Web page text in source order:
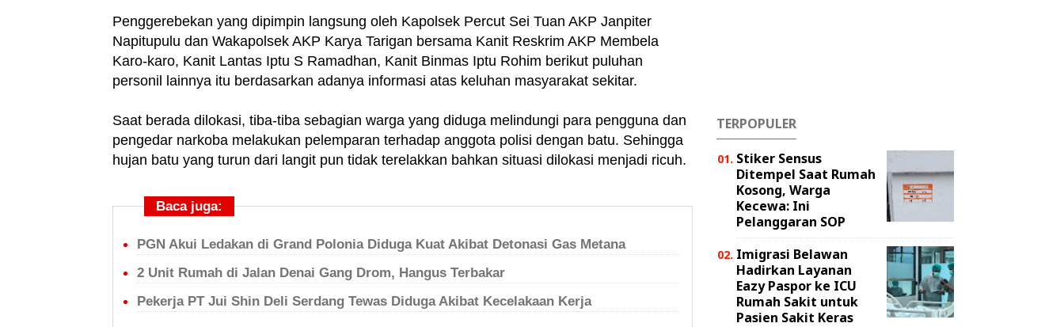
Penggerebekan yang dipimpin langsung oleh Kapolsek Percut Sei Tuan AKP Janpiter
Napitupulu dan Wakapolsek AKP Karya Tarigan bersama Kanit Reskrim AKP Membela
Karo-karo, Kanit Lantas Iptu S Ramadhan, Kanit Binmas Iptu Rohim berikut puluhan
personil lainnya itu berdasarkan adanya informasi atas keluhan masyarakat sekitar.
Saat berada dilokasi, tiba-tiba sebagian warga yang diduga melindungi para pengguna dan
pengedar narkoba melakukan pelemparan terhadap anggota polisi dengan batu. Sehingga
hujan batu yang turun dari langit pun tidak terelakkan bahkan situasi dilokasi menjadi ricuh.
Baca juga:
PGN Akui Ledakan di Grand Polonia Diduga Kuat Akibat Detonasi Gas Metana
2 Unit Rumah di Jalan Denai Gang Drom, Hangus Terbakar
Pekerja PT Jui Shin Deli Serdang Tewas Diduga Akibat Kecelakaan Kerja
TERPOPULER
Stiker Sensus
Ditempel Saat Rumah
Kosong, Warga
Kecewa: Ini
Pelanggaran SOP
Imigrasi Belawan
Hadirkan Layanan
Eazy Paspor ke ICU
Rumah Sakit untuk
Pasien Sakit Keras